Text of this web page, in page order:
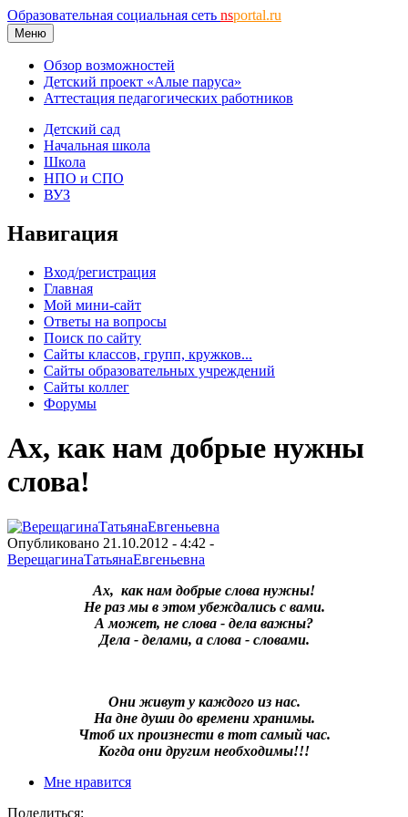
Образовательная социальная сеть nsportal.ru
Меню
Обзор возможностей
Детский проект «Алые паруса»
Аттестация педагогических работников
Детский сад
Начальная школа
Школа
НПО и СПО
ВУЗ
Навигация
Вход/регистрация
Главная
Мой мини-сайт
Ответы на вопросы
Поиск по сайту
Сайты классов, групп, кружков...
Сайты образовательных учреждений
Сайты коллег
Форумы
Ах, как нам добрые нужны
слова!
Опубликовано 21.10.2012 - 4:42 -
ВерещагинаТатьянаЕвгеньевна
Ах, как нам добрые слова нужны!
Не раз мы в этом убеждались с вами.
А может, не слова - дела важны?
Дела - делами, а слова - словами.
Они живут у каждого из нас.
На дне души до времени хранимы.
Чтоб их произнести в тот самый час.
Когда они другим необходимы!!!
Мне нравится
Поделиться: